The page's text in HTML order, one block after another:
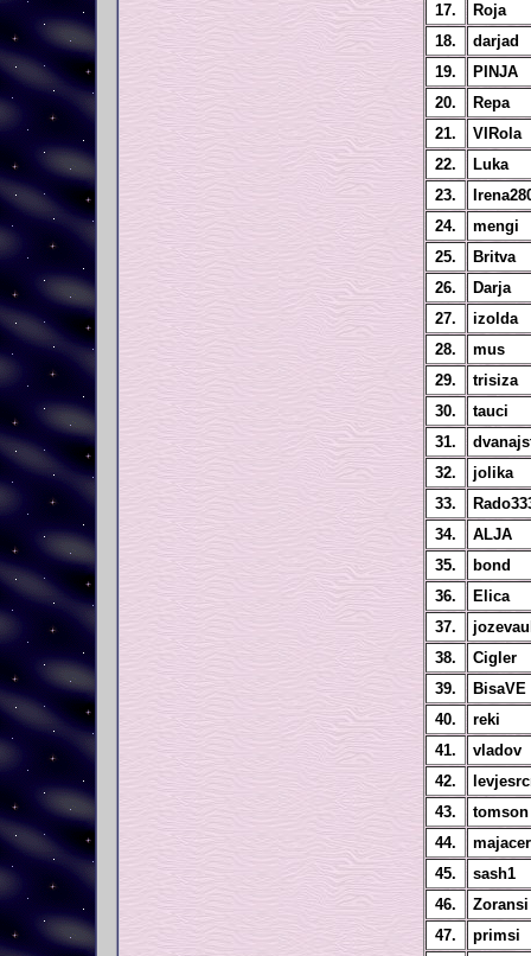
17.
Roja
18.
darjad
19.
PINJA
20.
Repa
21.
VIRola
22.
Luka
23.
24.
mengi
25.
Britva
26.
Darja
27.
izolda
28.
mus
29.
trisiza
30.
tauci
31.
32.
jolika
33.
34.
ALJA
35.
bond
36.
Elica
37.
38.
Cigler
39.
BisaVE
40.
reki
41.
vladov
42.
43.
tomson
44.
45.
sash1
46.
Zoransi
47.
primsi